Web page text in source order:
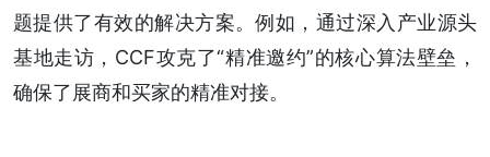
题提供了有效的解决方案。例如，通过深入产业源头
基地走访，CCF攻克了“精准邀约”的核心算法壁垒，
确保了展商和买家的精准对接。